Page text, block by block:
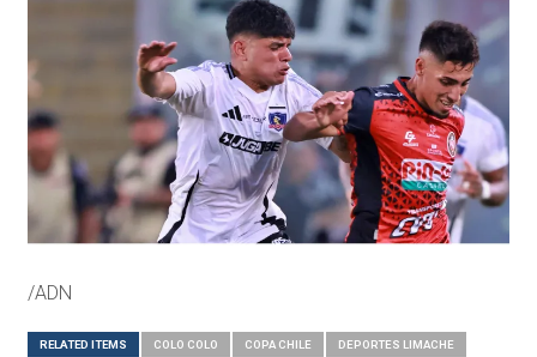
/ADN
RELATED ITEMS COLO COLO COPA CHILE DEPORTES LIMACHE